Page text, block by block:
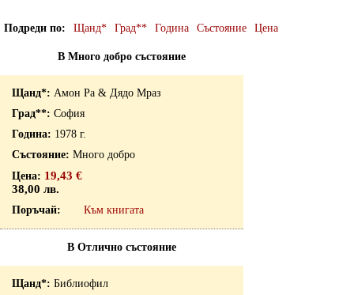
Подреди по Щанд* Град** Година Състояние Цена
В Много добро състояние
Амон Ра & Дядо Мраз
София
1978 г.
Много добро
19,43 €
38,00 лв.
Към книгата
В Отлично състояние
Библиофил